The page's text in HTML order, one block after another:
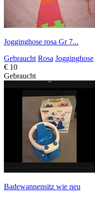
Jogginghose rosa Gr 7...
Gebraucht Rosa Jogginghose
€ 10
Gebraucht
Badewannensitz wie neu